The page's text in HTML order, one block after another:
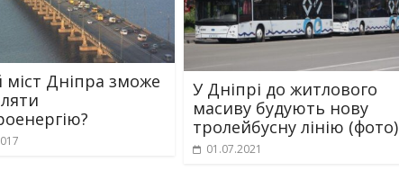
Дніпра зможе
У Дніпрі до житлового
масиву будують нову
тролейбусну лінію (фото)
01.07.2021